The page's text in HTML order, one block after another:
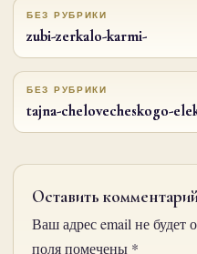
БЕЗ РУБРИКИ
zubi-zerkalo-karmi-
БЕЗ РУБРИКИ
tajna-chelovecheskogo-
Оставить
Ваш адрес email не будет
поля помечены *